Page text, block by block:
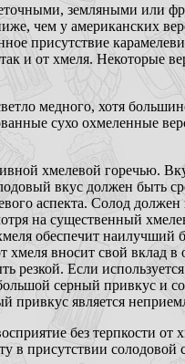
земляными или
чем у американских
присутствие
и от хмеля. Некоторые
медного, хотя
сухо охмеленные
хмелевой горечью.
вкус должен быть
аспекта. Солод должен
на существенный
обеспечит
хмеля вносит свой
резкой. Если
серный привкус и
привкус является
без терпкости
в присутствии